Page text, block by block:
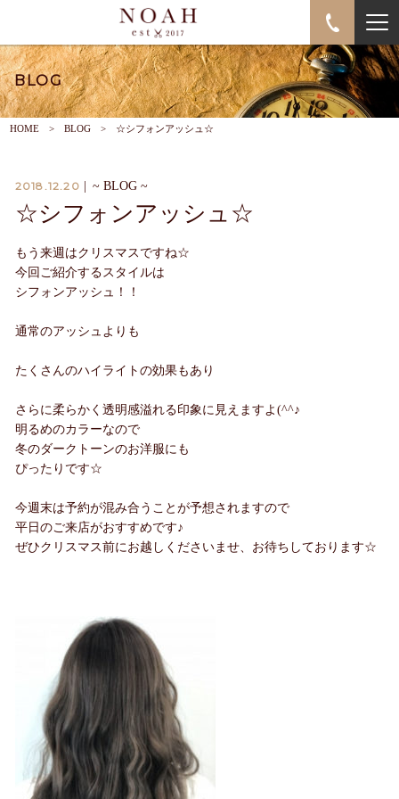
BLOG
HOME BLOG ☆シフォンアッシュ☆
2018.12.20 ~ BLOG ~
☆シフォンアッシュ☆
もう来週はクリスマスですね☆
今回ご紹介するスタイルは
シフォンアッシュ！！
通常のアッシュよりも
たくさんのハイライトの効果もあり
さらに柔らかく透明感溢れる印象に見えますよ(^^♪
明るめのカラーなので
冬のダークトーンのお洋服にも
ぴったりです☆
今週末は予約が混み合うことが予想されますので
平日のご来店がおすすめです♪
ぜひクリスマス前にお越しくださいませ、お待ちしております☆